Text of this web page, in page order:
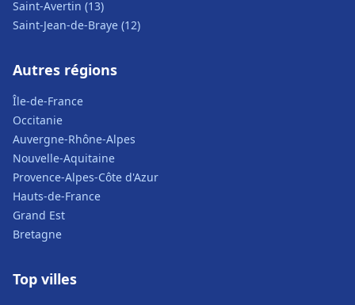
Saint-Avertin (13)
Saint-Jean-de-Braye (12)
Autres régions
Île-de-France
Occitanie
Auvergne-Rhône-Alpes
Nouvelle-Aquitaine
Provence-Alpes-Côte d'Azur
Hauts-de-France
Grand Est
Bretagne
Top villes